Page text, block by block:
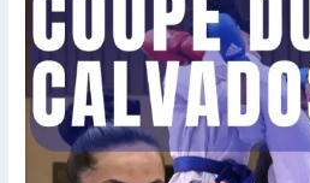
de
belles
promesses
pour